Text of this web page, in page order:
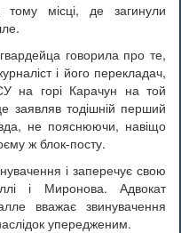
місці, де загинули
говорила про те,
і його перекладач,
на горі Карачун на той
заявляв тодішній перший
не пояснюючи, навіщо
ж блок-посту.
і заперечує свою
і Миронова. Адвокат
вважає звинувачення
упередженим.